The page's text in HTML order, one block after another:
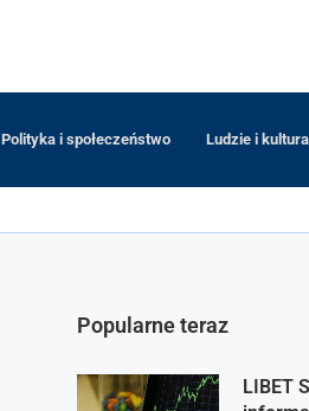
Polityka i społeczeństwo Ludzie i kultura
Popularne teraz
LIBET